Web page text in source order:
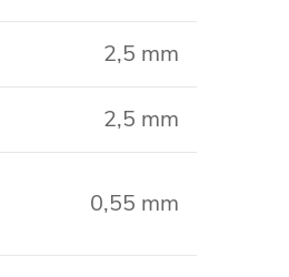
2,5 mm
2,5 mm
0,55 mm